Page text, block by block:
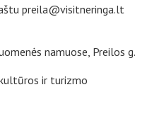
preila@visitneringa.lt
namuose, Preilos g.
ir turizmo